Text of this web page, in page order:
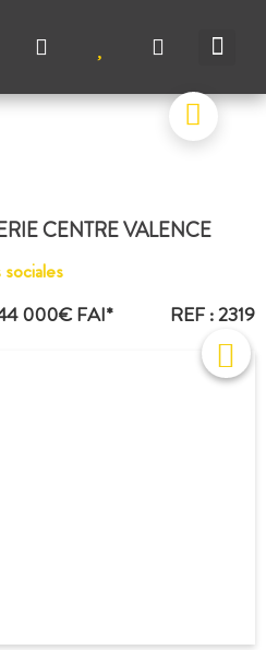
CENTRE VALENCE
000€ FAI* REF : 2319